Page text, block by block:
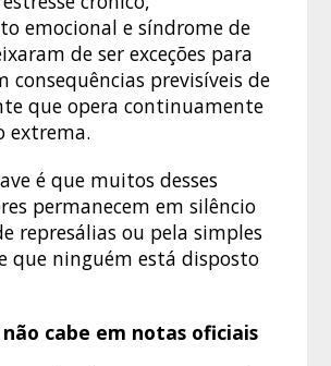
emocional e síndrome de
de ser exceções para
consequências previsíveis de
que opera continuamente
extrema.
é que muitos desses
permanecem em silêncio
represálias ou pela simples
que ninguém está disposto
cabe em notas oficiais